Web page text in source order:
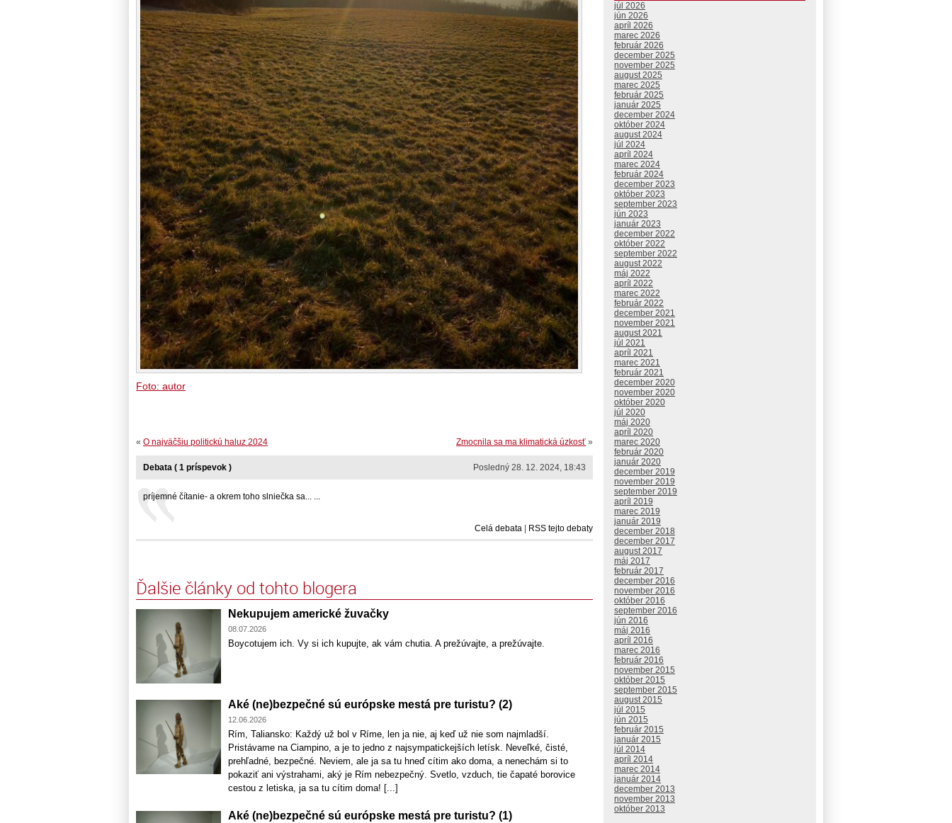
Foto: autor
Zmocnila sa ma klimatická úzkosť »
« O najväčšiu politickú haluz 2024
Posledný 28. 12. 2024, 18:43
Debata ( 1 príspevok )
príjemné čítanie- a okrem toho slniečka sa... ...
Celá debata RSS tejto debaty
Ďalšie články od tohto blogera
Nekupujem americké žuvačky
08.07.2026
Boycotujem ich. Vy si ich kupujte, ak vám chutia. A prežúvajte, a prežúvajte.
Aké (ne)bezpečné sú európske mestá pre turistu? (2)
12.06.2026
Rím, Taliansko: Každý už bol v Ríme, len ja nie, aj keď už nie som najmladší.
Pristávame na Ciampino, a je to jedno z najsympatickejších letísk. Neveľké, čisté,
prehľadné, bezpečné. Neviem, ale ja sa tu hneď cítim ako doma, a nenechám si to
pokaziť ani výstrahami, aký je Rím nebezpečný. Svetlo, vzduch, tie čapaté borovice
cestou z letiska, ja sa tu cítim doma! [...]
Aké (ne)bezpečné sú európske mestá pre turistu? (1)
júl 2026
jún 2026
apríl 2026
marec 2026
február 2026
december 2025
november 2025
august 2025
marec 2025
február 2025
január 2025
december 2024
október 2024
august 2024
júl 2024
apríl 2024
marec 2024
február 2024
december 2023
október 2023
september 2023
jún 2023
január 2023
december 2022
október 2022
september 2022
august 2022
máj 2022
apríl 2022
marec 2022
február 2022
december 2021
november 2021
august 2021
júl 2021
apríl 2021
marec 2021
február 2021
december 2020
november 2020
október 2020
júl 2020
máj 2020
apríl 2020
marec 2020
február 2020
január 2020
december 2019
november 2019
september 2019
apríl 2019
marec 2019
január 2019
december 2018
december 2017
august 2017
máj 2017
február 2017
december 2016
november 2016
október 2016
september 2016
jún 2016
máj 2016
apríl 2016
marec 2016
február 2016
november 2015
október 2015
september 2015
august 2015
júl 2015
jún 2015
február 2015
január 2015
júl 2014
apríl 2014
marec 2014
január 2014
december 2013
november 2013
október 2013